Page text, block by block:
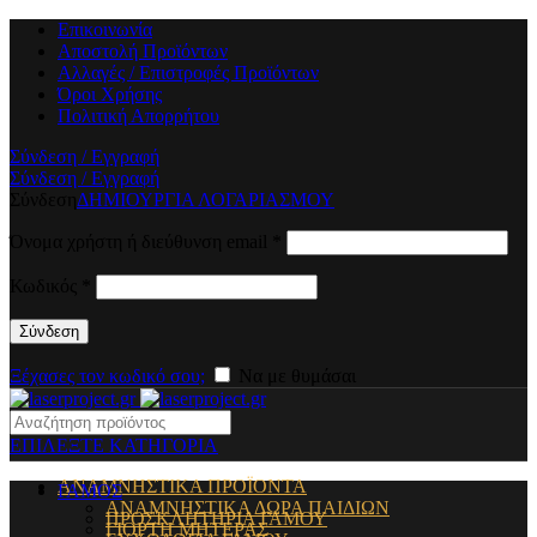
Επικοινωνία
Αποστολή Προϊόντων
Αλλαγές / Επιστροφές Προϊόντων
Όροι Χρήσης
Πολιτική Απορρήτου
Σύνδεση / Εγγραφή
Σύνδεση / Εγγραφή
ΔΗΜΙΟΥΡΓΙΑ ΛΟΓΑΡΙΑΣΜΟΥ
Σύνδεση
Ξέχασες τον κωδικό σου;
ΕΠΙΛΕΞΤΕ ΚΑΤΗΓΟΡΙΑ
ΑΝΑΜΝΗΣΤΙΚΑ ΠΡΟΪΟΝΤΑ
ΑΝΑΜΝΗΣΤΙΚΑ ΔΩΡΑ ΠΑΙΔΙΩΝ
ΓΙΟΡΤΗ ΜΗΤΕΡΑΣ
ΓΑΜΟΣ
ΠΡΟΣΚΛΗΤΗΡΙΑ ΓΑΜΟΥ